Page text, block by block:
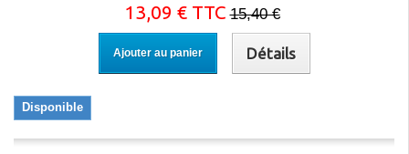
13,09 € TTC 15,40 €
Ajouter au panier Détails
Disponible